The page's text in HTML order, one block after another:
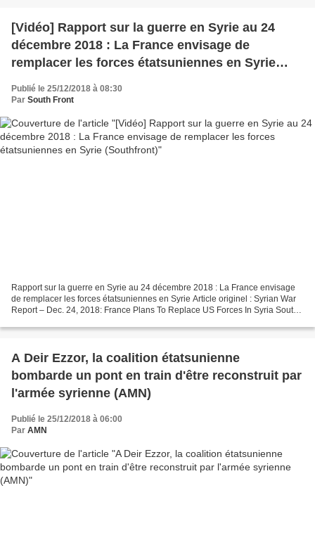
[Vidéo] Rapport sur la guerre en Syrie au 24
décembre 2018 : La France envisage de
remplacer les forces étatsuniennes en Syrie
Publié le 25/12/2018 à 08:30
Par South Front
Rapport sur la guerre en Syrie au 24 décembre 2018 : La France envisage
de remplacer les forces étatsuniennes en Syrie Article originel : Syrian War
Report – Dec. 24, 2018: France Plans To Replace US Forces In Syria South
A Deir Ezzor, la coalition étatsunienne
bombarde un pont en train d'être reconstruit par
l'armée syrienne (AMN)
Publié le 25/12/2018 à 06:00
Par AMN